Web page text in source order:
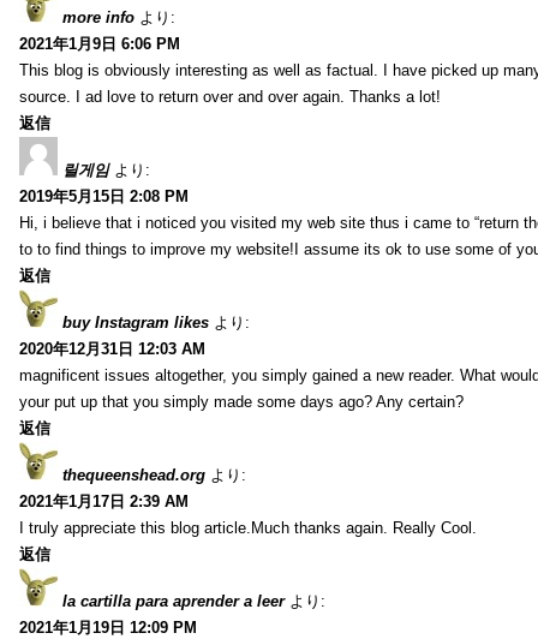
more info より:
2021年1月9日 6:06 PM
This blog is obviously interesting as well as factual. I have picked up
source. I ad love to return over and over again. Thanks a lot!
返信
릴게임 より:
2019年5月15日 2:08 PM
Hi, i believe that i noticed you visited my web site thus i came to “return
to to find things to improve my website!I assume its ok to use some of
返信
buy Instagram likes より:
2020年12月31日 12:03 AM
magnificent issues altogether, you simply gained a new reader. What
your put up that you simply made some days ago? Any certain?
返信
thequeenshead.org より:
2021年1月17日 2:39 AM
I truly appreciate this blog article.Much thanks again. Really Cool.
返信
la cartilla para aprender a leer より:
2021年1月19日 12:09 PM